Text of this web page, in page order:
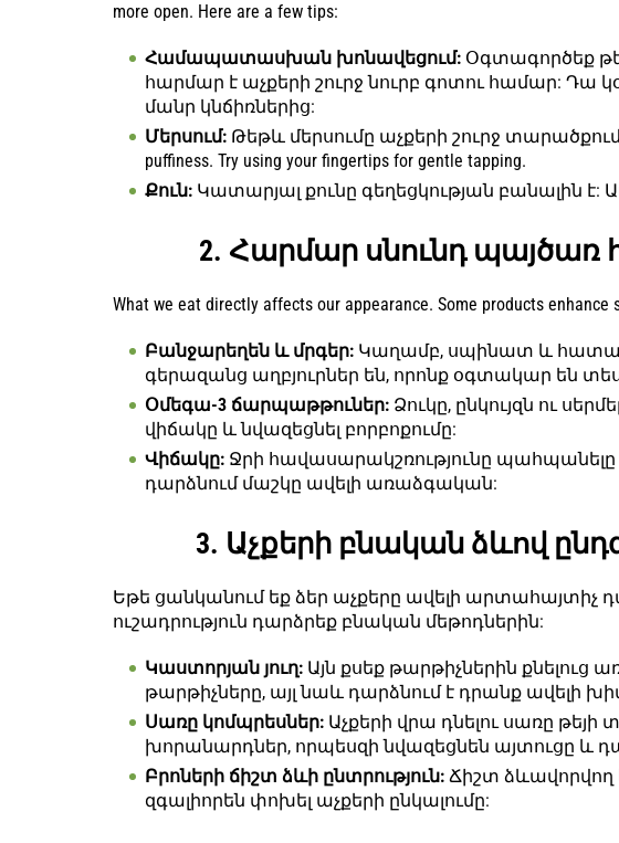
more open. Here are a few tips:
Համապատասխան խոնավեցում: Օգտագործեք
հարմար է աչքերի շուրջ նուրբ գոտու համար: Դա
մանր կնճիռներից:
Մերսում: Թեթև մերսումը աչքերի շուրջ տարածքում
puffiness. Try using your fingertips for gentle tapping.
Քուն: Կատարյալ քունը գեղեցկության բանալին է:
2. Հարմար սնունդ պայծառ
What we eat directly affects our appearance. Some products
Բանջարեղեն և մրգեր: Կաղամբ, սպինատ և
գերազանց աղբյուրներ են, որոնք օգտակար են
Օմեգա-3 ճարպաթթուներ: Ձուկը, ընկույզն ու
վիճակը և նվազեցնել բորբոքումը:
Վիճակը: Ջրի հավասարակշռությունը պահպանելը
դարձնում մաշկը ավելի առաձգական:
3. Աչքերի բնական ձևով
Եթե ցանկանում եք ձեր աչքերը ավելի արտահայտիչ
ուշադրություն դարձրեք բնական մեթոդներին:
Կաստորյան յուղ: Այն քսեք թարթիչներին քնելուց
թարթիչները, այլ նաև դարձնում է դրանք ավելի
Սառը կոմպրեսներ: Աչքերի վրա դնելու սառը
խորանարդներ, որպեսզի նվազեցնեն այտուցը և
Բրոների ճիշտ ձևի ընտրություն: Ճիշտ ձևավորվող
զգալիորեն փոխել աչքերի ընկալումը: